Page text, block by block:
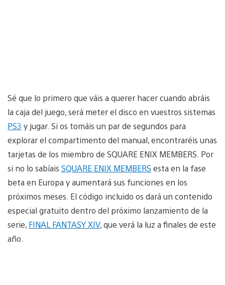
Sé que lo primero que váis a querer hacer cuando abráis
la caja del juego, será meter el disco en vuestros sistemas
PS3 y jugar. Si os tomáis un par de segundos para
explorar el compartimento del manual, encontraréis unas
tarjetas de los miembro de SQUARE ENIX MEMBERS. Por
si no lo sabíais SQUARE ENIX MEMBERS esta en la fase
beta en Europa y aumentará sus funciones en los
próximos meses. El código incluido os dará un contenido
especial gratuito dentro del próximo lanzamiento de la
serie, FINAL FANTASY XIV, que verá la luz a finales de este
año.